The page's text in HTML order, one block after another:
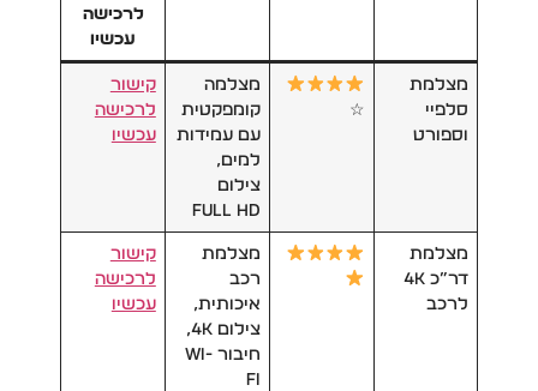
לרכישה
עכשיו
מצלמת
סלפיי
וספורט
☆
מצלמה
קומפקטית
עם עמידות
למים,
צילום
Full HD
קישור
לרכישה
עכשיו
מצלמת
דר”כ 4K
לרכב
מצלמת
רכב
איכותית,
צילום 4K,
חיבור Wi-
Fi
קישור
לרכישה
עכשיו